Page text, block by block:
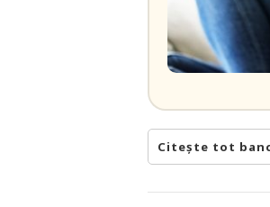
Citește tot